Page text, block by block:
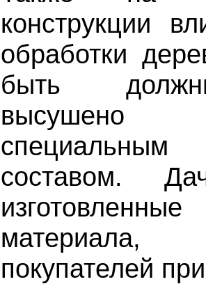
конструкции
обработки
быть
высушено
составом.
покупателей